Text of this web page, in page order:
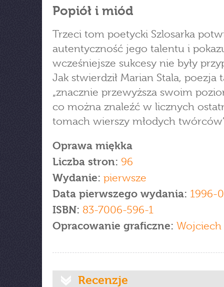
Popiół i miód
Trzeci tom poetycki Szlosarka
autentyczność jego talentu i
wcześniejsze sukcesy nie były
Jak stwierdził Marian Stala, poezja
„znacznie przewyższa swoim
co można znaleźć w licznych
tomach wierszy młodych
Oprawa miękka
Liczba stron: 96
Wydanie: pierwsze
Data pierwszego wydania: 1996-
ISBN: 83-7006-596-1
Opracowanie graficzne: Wojciech
Recenzje